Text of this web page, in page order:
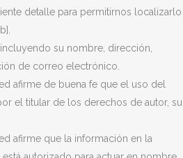
detalle para permitirnos localizarlo
su nombre, dirección,
de correo electrónico.
afirme de buena fe que el uso del
el titular de los derechos de autor, su
afirme que la información en la